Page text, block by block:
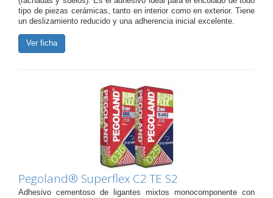
tipo de piezas cerámicas, tanto en interior como en exterior. Tiene
un deslizamiento reducido y una adherencia inicial excelente.
Ver ficha
Pegoland® Superflex C2 TE S2
Adhesivo cementoso de ligantes mixtos monocomponente con